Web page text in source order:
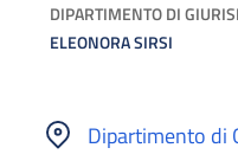
DIPARTIMENTO DI
ELEONORA SIRSI
Dipartimento di